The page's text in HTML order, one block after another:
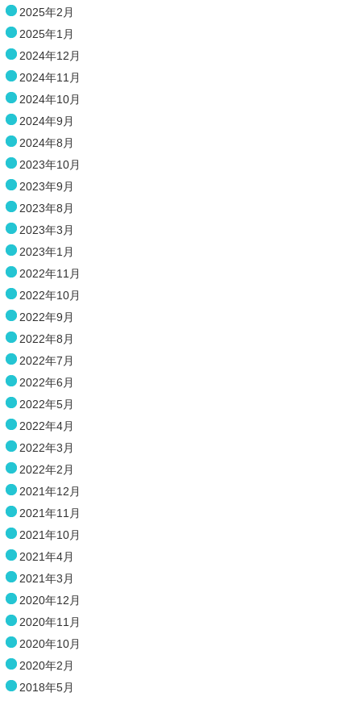
2025年2月
2025年1月
2024年12月
2024年11月
2024年10月
2024年9月
2024年8月
2023年10月
2023年9月
2023年8月
2023年3月
2023年1月
2022年11月
2022年10月
2022年9月
2022年8月
2022年7月
2022年6月
2022年5月
2022年4月
2022年3月
2022年2月
2021年12月
2021年11月
2021年10月
2021年4月
2021年3月
2020年12月
2020年11月
2020年10月
2020年2月
2018年5月